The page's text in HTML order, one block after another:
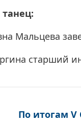
Мальцева
старший
По итогам